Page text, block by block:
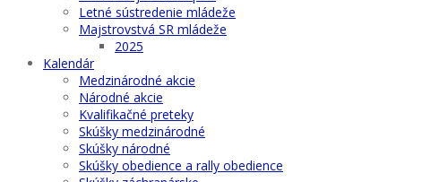
Letné sústredenie mládeže
Majstrovstvá SR mládeže
2025
Kalendár
Medzinárodné akcie
Národné akcie
Kvalifikačné preteky
Skúšky medzinárodné
Skúšky národné
Skúšky obedience a rally obedience